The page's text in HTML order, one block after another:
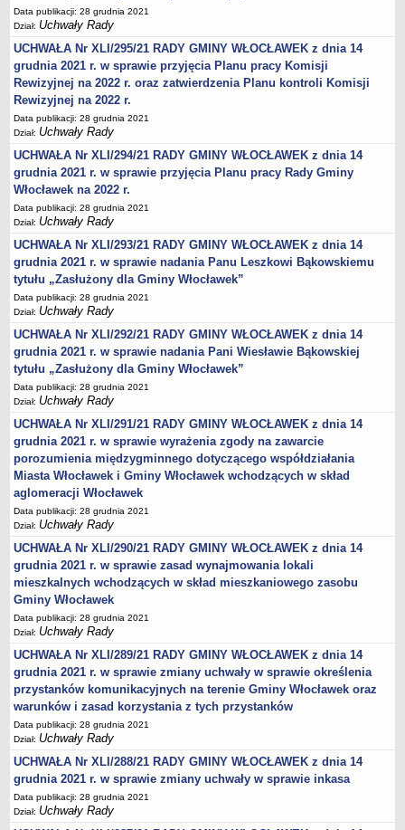
Wniosek o udostępnienie informacji publicznej
PRAWO LOKALNE
Strategia rozwoju
Zagospodarowanie przestrzenne
Program opieki nad zabytkami
Według roczników
DZIAŁ WYBORCZY
Wybory Prezydenckie 28 czerwca 2020
Wybory Prezydenckie 2020
Wybory do Sejmu i do Senatu 2019
Wybory posłów do Parlamentu Europejskiego 2019
Wybory Samorządowe 2018 r.
Wybory ławników na kadencję 2020 – 2023
DZIAŁ OGŁOSZEŃ
Roczny Program Współpracy Gminy Włocławek z organizacjami
pozarządowymi - Konsultacje
Nowe statuty sołectw - Konsultacje
Konsultacje 2020 - zmiana granic
Nieodpłatna pomoc prawna
Obwieszczenia Wójta Gminy
Obwieszczenia Wojewody
Obwieszczenia innych organów
Obwieszczenia o sprzedaży
Informacje i Ogłoszenia
Ogłoszenia dot. nieruchomości
Sprawozdania Wójta Gminy
Zawiadomienia
Nabór pracowników
Konkursy - gminne jednostki organizacyjne
Rejestry
Petycje kierowane do Rady Gminy
Petycje kierowane do Wójta Gminy
Raporty o stanie Gminy
Petycje
Spis Rolny 2020
Dostępność cyfrowa strony podmiotowej BIP
Data publikacji: 28 grudnia 2021
Dział: Uchwały Rady
UCHWAŁA Nr XLI/295/21 RADY GMINY WŁOCŁAWEK z dnia 14
grudnia 2021 r. w sprawie przyjęcia Planu pracy Komisji
Rewizyjnej na 2022 r. oraz zatwierdzenia Planu kontroli Komisji
Rewizyjnej na 2022 r.
Data publikacji: 28 grudnia 2021
Dział: Uchwały Rady
UCHWAŁA Nr XLI/294/21 RADY GMINY WŁOCŁAWEK z dnia 14
grudnia 2021 r. w sprawie przyjęcia Planu pracy Rady Gminy
Włocławek na 2022 r.
Data publikacji: 28 grudnia 2021
Dział: Uchwały Rady
UCHWAŁA Nr XLI/293/21 RADY GMINY WŁOCŁAWEK z dnia 14
grudnia 2021 r. w sprawie nadania Panu Leszkowi Bąkowskiemu
tytułu „Zasłużony dla Gminy Włocławek”
Data publikacji: 28 grudnia 2021
Dział: Uchwały Rady
UCHWAŁA Nr XLI/292/21 RADY GMINY WŁOCŁAWEK z dnia 14
grudnia 2021 r. w sprawie nadania Pani Wiesławie Bąkowskiej
tytułu „Zasłużony dla Gminy Włocławek”
Data publikacji: 28 grudnia 2021
Dział: Uchwały Rady
UCHWAŁA Nr XLI/291/21 RADY GMINY WŁOCŁAWEK z dnia 14
grudnia 2021 r. w sprawie wyrażenia zgody na zawarcie
porozumienia międzygminnego dotyczącego współdziałania
Miasta Włocławek i Gminy Włocławek wchodzących w skład
aglomeracji Włocławek
Data publikacji: 28 grudnia 2021
Dział: Uchwały Rady
UCHWAŁA Nr XLI/290/21 RADY GMINY WŁOCŁAWEK z dnia 14
grudnia 2021 r. w sprawie zasad wynajmowania lokali
mieszkalnych wchodzących w skład mieszkaniowego zasobu
Gminy Włocławek
Data publikacji: 28 grudnia 2021
Dział: Uchwały Rady
UCHWAŁA Nr XLI/289/21 RADY GMINY WŁOCŁAWEK z dnia 14
grudnia 2021 r. w sprawie zmiany uchwały w sprawie określenia
przystanków komunikacyjnych na terenie Gminy Włocławek oraz
warunków i zasad korzystania z tych przystanków
Data publikacji: 28 grudnia 2021
Dział: Uchwały Rady
UCHWAŁA Nr XLI/288/21 RADY GMINY WŁOCŁAWEK z dnia 14
grudnia 2021 r. w sprawie zmiany uchwały w sprawie inkasa
Data publikacji: 28 grudnia 2021
Dział: Uchwały Rady